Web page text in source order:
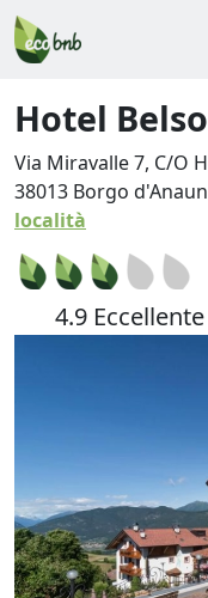
Hotel
Via Miravalle 7, C/O
38013 Borgo
località
4.9 Eccellente